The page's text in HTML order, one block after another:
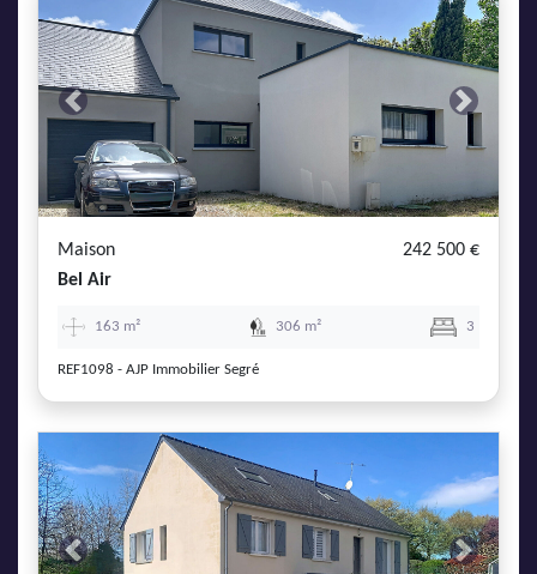
Previous Next
Maison
242 500 €
Bel Air
163 m² 306 m² 3
REF1098 - AJP Immobilier Segré
Previous Next